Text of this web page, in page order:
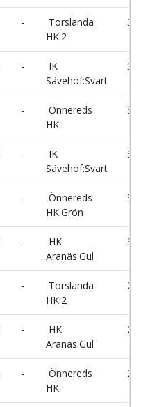
-
Torslanda
HK:2
34
-
IK
Sävehof:Svart
39
-
Önnereds
HK
32
-
IK
Sävehof:Svart
33
-
Önnereds
HK:Grön
34
-
HK
Aranäs:Gul
39
-
Torslanda
HK:2
25
-
HK
Aranäs:Gul
26
-
Önnereds
HK
25